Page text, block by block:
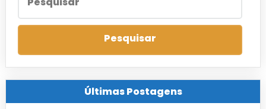
Últimas Postagens